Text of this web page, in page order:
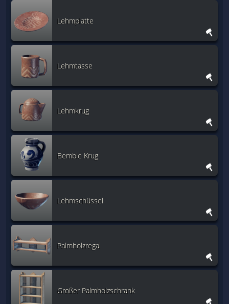
Lehmplatte
Lehmtasse
Lehmkrug
Bemble Krug
Lehmschüssel
Palmholzregal
Großer Palmholzschrank